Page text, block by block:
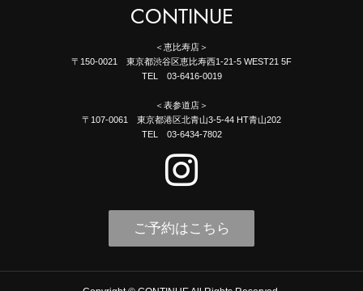
CONTINUE
＜恵比寿店＞
〒150-0021 東京都渋谷区恵比寿西1-21-5 WEST21 5F
TEL 03-6416-0019
＜表参道店＞
〒107-0061 東京都港区北青山3-5-44 HT青山202
TEL 03-6434-7802
ご予約はこちら